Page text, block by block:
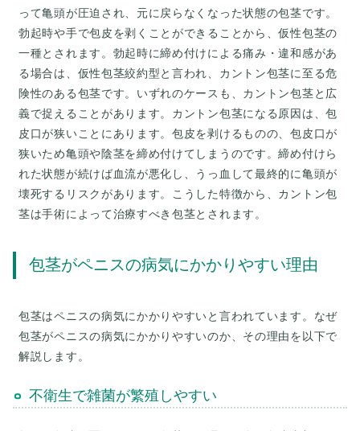
って亀頭が圧迫され、元に戻らなくなった状態の包茎です。
勃起時や手で包皮を剥くことができることから、仮性包茎の
一種とされます。勃起時に締め付けによる痛み・違和感があ
る場合は、仮性包茎絞約型と言われ、カントン包茎に至る危
険性のある包茎です。いずれのケースも、カントン包茎と広
義で捉えることがあります。カントン包茎になる原因は、包
皮口が狭いことにあります。包皮を剥けるものの、包皮口が
狭いため亀頭や陰茎を締め付けてしまうのです。締め付けら
れた状態が続けば血流が悪化し、うっ血して最終的に亀頭が
壊死するリスクがあります。こうした特徴から、カントン包
茎は手術によって治療すべき包茎とされます。
包茎がペニスの病気にかかりやすい理由
包茎はペニスの病気にかかりやすいと言われています。なぜ
包茎がペニスの病気にかかりやすいのか、その理由を以下で
解説します。
不衛生で雑菌が繁殖しやすい